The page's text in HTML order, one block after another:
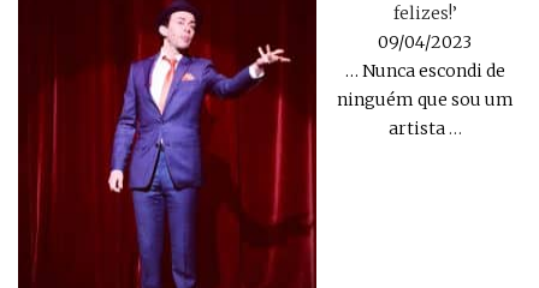
felizes!’
09/04/2023
… Nunca escondi de
ninguém que sou um
artista…